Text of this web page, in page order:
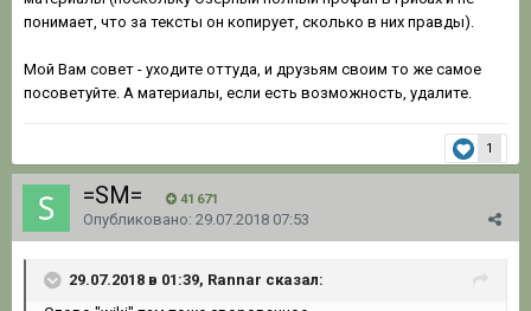
понимает, что за тексты он копирует, сколько в них правды).
Мой Вам совет - уходите оттуда, и друзьям своим то же самое
посоветуйте. А материалы, если есть возможность, удалите.
1
=SM= 41 671
Опубликовано: 29.07.2018 07:53
29.07.2018 в 01:39, Rannar сказал: